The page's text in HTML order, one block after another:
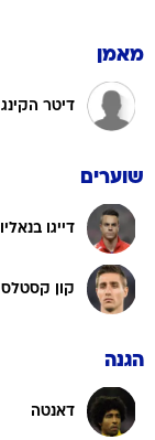
מאמן
דיטר הקינג
שוערים
דייגו בנאליו
קון קסטלס
הגנה
דאנטה